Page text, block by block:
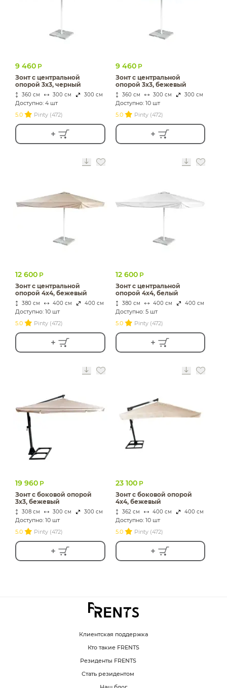
9 460 Р
Зонт с центральной
опорой 3х3, черный
360 см 300 см 300 см
Доступно: 4 шт
5.0
Pinty (472)
9 460 Р
Зонт с центральной
опорой 3х3, бежевый
360 см 300 см 300 см
Доступно: 10 шт
5.0
Pinty (472)
12 600 Р
Зонт с центральной
опорой 4х4, бежевый
380 см 400 см 400 см
Доступно: 10 шт
5.0
Pinty (472)
12 600 Р
Зонт с центральной
опорой 4х4, белый
380 см 400 см 400 см
Доступно: 5 шт
5.0
Pinty (472)
19 960 Р
Зонт с боковой опорой
3х3, бежевый
308 см 300 см 300 см
Доступно: 10 шт
5.0
Pinty (472)
23 100 Р
Зонт с боковой опорой
4х4, бежевый
362 см 400 см 400 см
Доступно: 10 шт
5.0
Pinty (472)
Клиентская поддержка
Кто такие FRENTS
Резиденты FRENTS
Стать резидентом